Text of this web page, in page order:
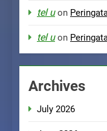
tel uon
tel uon
Archives
July 2026